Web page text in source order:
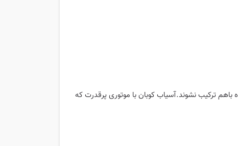
ترکیب نشوند.آسیاب کوبان با موتوری پرقدرت که